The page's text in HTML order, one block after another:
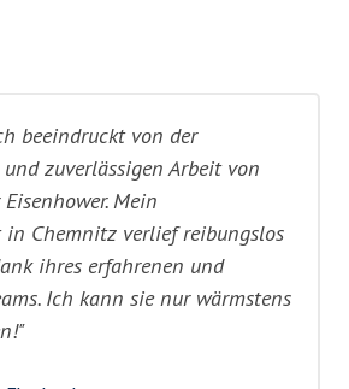
beeindruckt von der
zuverlässigen Arbeit von
Mein
Chemnitz verlief reibungslos
ihres erfahrenen und
Ich kann sie nur wärmstens